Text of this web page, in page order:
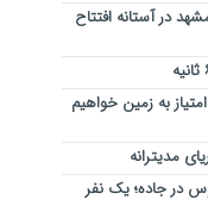
در آستانه افتتاح
محافظت‌کار: برای کسب ۳ امتیاز به زمین خواهیم
مدیترانه
در جاده؛ یک نفر